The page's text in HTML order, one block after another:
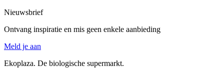
Nieuwsbrief
Ontvang inspiratie en mis geen enkele aanbieding
Meld je aan
Ekoplaza. De biologische supermarkt.